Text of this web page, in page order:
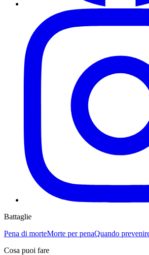
Battaglie
Pena di morteMorte per penaQuando
Cosa puoi fare